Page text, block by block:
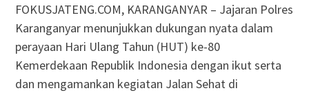
FOKUSJATENG.COM, KARANGANYAR – Jajaran Polres
Karanganyar menunjukkan dukungan nyata dalam
perayaan Hari Ulang Tahun (HUT) ke-80
Kemerdekaan Republik Indonesia dengan ikut serta
dan mengamankan kegiatan Jalan Sehat di